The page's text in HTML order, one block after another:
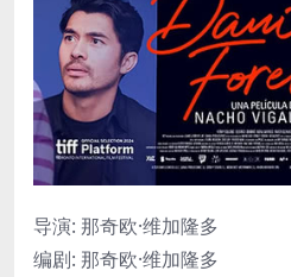
导演: 那奇欧·维加隆多
编剧: 那奇欧·维加隆多